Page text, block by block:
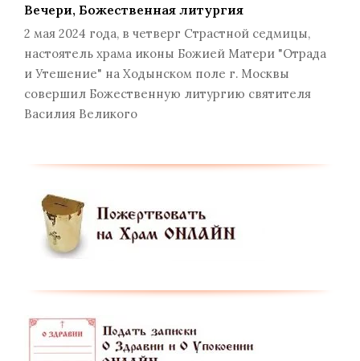
Вечери, Божественная литургия
2 мая 2024 года, в четверг Страстной седмицы,
настоятель храма иконы Божией Матери "Отрада
и Утешение" на Ходынском поле г. Москвы
совершил Божественную литургию святителя
Василия Великого